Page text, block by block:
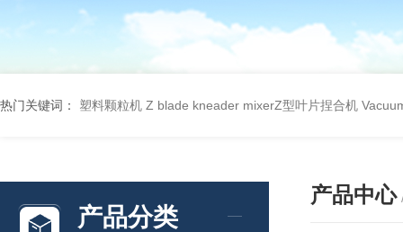
热门关键词： 塑料颗粒机 Z blade kneader mixerZ型叶片捏合机
产品分类
产品中心